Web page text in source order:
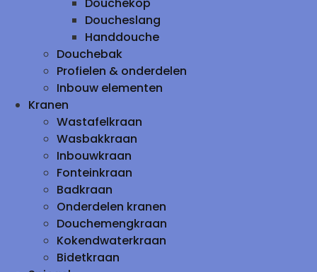
Doucheslang
Handdouche
Douchebak
Profielen & onderdelen
Inbouw elementen
Kranen
Wastafelkraan
Wasbakkraan
Inbouwkraan
Fonteinkraan
Badkraan
Onderdelen kranen
Douchemengkraan
Kokendwaterkraan
Bidetkraan